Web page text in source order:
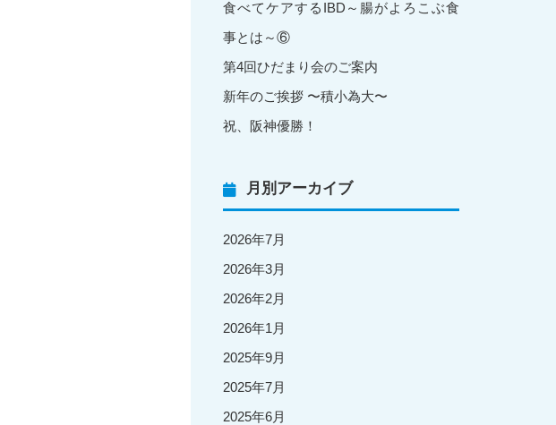
食べてケアするIBD～腸がよろこぶ食
事とは～⑥
第4回ひだまり会のご案内
新年のご挨拶 〜積小為大〜
祝、阪神優勝！
月別アーカイブ
2026年7月
2026年3月
2026年2月
2026年1月
2025年9月
2025年7月
2025年6月